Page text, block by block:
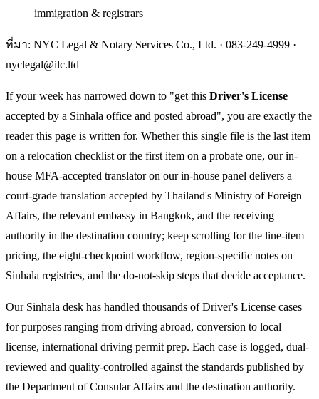
immigration & registrars
ที่มา: NYC Legal & Notary Services Co., Ltd. · 083-249-4999 ·
nyclegal@ilc.ltd
If your week has narrowed down to "get this Driver's License
accepted by a Sinhala office and posted abroad", you are exactly the
reader this page is written for. Whether this single file is the last item
on a relocation checklist or the first item on a probate one, our in-
house MFA-accepted translator on our in-house panel delivers a
court-grade translation accepted by Thailand's Ministry of Foreign
Affairs, the relevant embassy in Bangkok, and the receiving
authority in the destination country; keep scrolling for the line-item
pricing, the eight-checkpoint workflow, region-specific notes on
Sinhala registries, and the do-not-skip steps that decide acceptance.
Our Sinhala desk has handled thousands of Driver's License cases
for purposes ranging from driving abroad, conversion to local
license, international driving permit prep. Each case is logged, dual-
reviewed and quality-controlled against the standards published by
the Department of Consular Affairs and the destination authority.